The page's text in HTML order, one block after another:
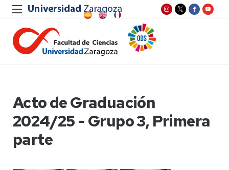
Acto de Graduación
2024/25 - Grupo 3, Primera
parte